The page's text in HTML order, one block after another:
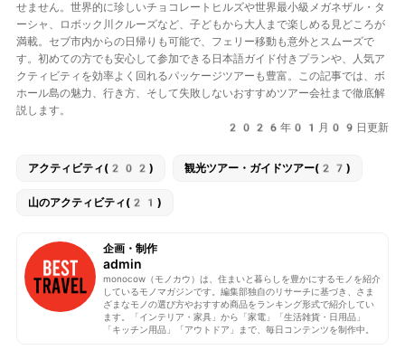
せません。世界的に珍しいチョコレートヒルズや世界最小級メガネザル・タ
ーシャ、ロボック川クルーズなど、子どもから大人まで楽しめる見どころが
満載。セブ市内からの日帰りも可能で、フェリー移動も意外とスムーズで
す。初めての方でも安心して参加できる日本語ガイド付きプランや、人気ア
クティビティを効率よく回れるパッケージツアーも豊富。この記事では、ボ
ホール島の魅力、行き方、そして失敗しないおすすめツアー会社まで徹底解
説します。
2026年01月09日更新
アクティビティ(202) 観光ツアー・ガイドツアー(27)
山のアクティビティ(21)
企画・制作
admin
monocow（モノカウ）は、住まいと暮らしを豊かにするモノを紹介
しているモノマガジンです。編集部独自のリサーチに基づき、さま
ざまなモノの選び方やおすすめ商品をランキング形式で紹介してい
ます。「インテリア・家具」から「家電」「生活雑貨・日用品」
「キッチン用品」「アウトドア」まで、毎日コンテンツを制作中。